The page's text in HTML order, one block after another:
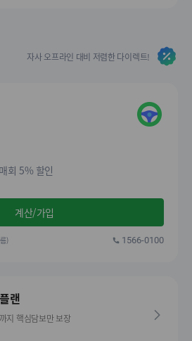
자사 오프라인 대비 저렴한 다이렉트!
회 5% 할인
계산/가입
) 1566-0100
랜
지 핵심담보만 보장